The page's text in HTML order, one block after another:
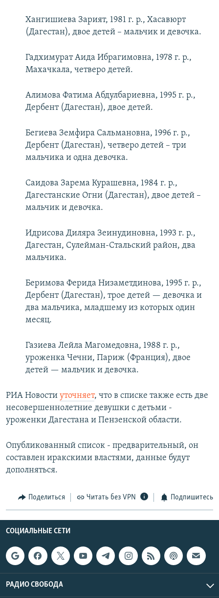
Хангишиева Зарият, 1981 г. р., Хасавюрт
(Дагестан), двое детей – мальчик и девочка.
Гадхимурат Аида Ибрагимовна, 1978 г. р.,
Махачкала, четверо детей.
Алимова Фатима Абдулбариевна, 1995 г. р.,
Дербент (Дагестан), двое детей.
Бегиева Земфира Сальмановна, 1996 г. р.,
Дербент (Дагестан), четверо детей – три
мальчика и одна девочка.
Саидова Зарема Курашевна, 1984 г. р.,
Дагестанские Огни (Дагестан), двое детей –
мальчик и девочка.
Идрисова Диляра Зеинудиновна, 1993 г. р.,
Дагестан, Сулейман-Стальский район, два
мальчика.
Беримова Ферида Низаметдинова, 1995 г. р.,
Дербент (Дагестан), трое детей — девочка и
два мальчика, младшему из которых один
месяц.
Газиева Лейла Магомедовна, 1988 г. р.,
уроженка Чечни, Париж (Франция), двое
детей — мальчик и девочка.
РИА Новости уточняет, что в списке также есть две
несовершеннолетние девушки с детьми -
уроженки Дагестана и Пензенской области.
Опубликованный список - предварительный, он
составлен иракскими властями, данные будут
дополняться.
Поделиться Читать без VPN Подпишитесь
СОЦИАЛЬНЫЕ СЕТИ
РАДИО СВОБОДА